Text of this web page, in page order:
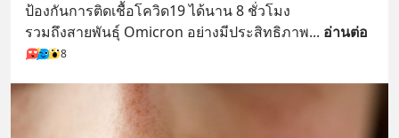
ป้องกันการติดเชื้อโควิด19 ได้นาน 8 ชั่วโมง
รวมถึงสายพันธุ์ Omicron อย่างมีประสิทธิภาพ... อ่านต่อ
8